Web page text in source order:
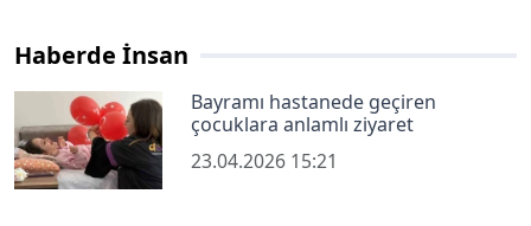
Haberde İnsan
Bayramı hastanede geçiren
çocuklara anlamlı ziyaret
23.04.2026 15:21